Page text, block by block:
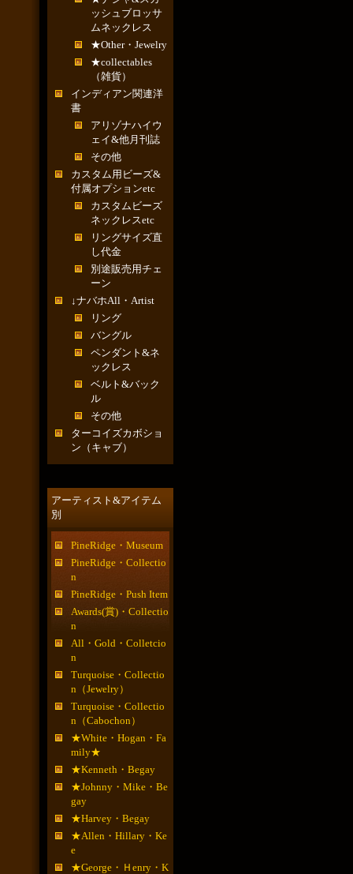
ッシュブロッサ
ムネックレス
★Other・Jewelry
★collectables
（雑貨）
インディアン関連洋
書
アリゾナハイウ
ェイ&他月刊誌
その他
カスタム用ビーズ&
付属オプションetc
カスタムビーズ
ネックレスetc
リングサイズ直
し代金
別途販売用チェ
ーン
↓ナバホAll・Artist
リング
バングル
ペンダント&ネ
ックレス
ベルト&バック
ル
その他
ターコイズカボショ
ン（キャブ）
アーティスト&アイテム
別
PineRidge・Museum
PineRidge・Collectio
n
PineRidge・Push Item
Awards(賞)・Collectio
n
All・Gold・Colletcio
n
Turquoise・Collectio
n（Jewelry）
Turquoise・Collectio
n（Cabochon）
★White・Hogan・Fa
mily★
★Kenneth・Begay
★Johnny・Mike・Be
gay
★Harvey・Begay
★Allen・Hillary・Ke
e
★George・Ｈenry・K